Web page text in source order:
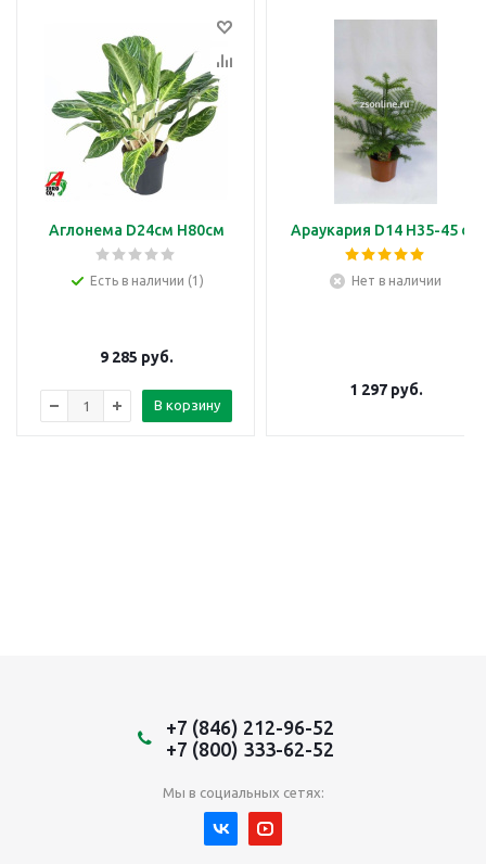
Аглонема D24см H80см
Есть в наличии (1)
9 285 руб.
В корзину
Араукария D14 H35-45 см
Нет в наличии
1 297руб.
+7 (846) 212-96-52
+7 (800) 333-62-52
Мы в социальных сетях: